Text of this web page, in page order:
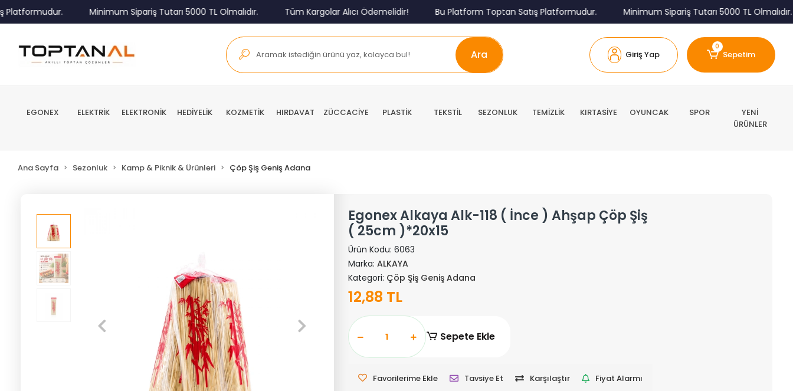
Minimum Sipariş Tutarı 5000 TL Olmalıdır. Tüm Kargolar Alıcı Ödemelidir! Bu Platform Toptan Satış Platformudur. Minimum Sipariş Tutarı 5000 TL Olmalıdır.
Ara Giriş Yap
0
Sepetim
EGONEX ELEKTRİK ELEKTRONİK HEDİYELİK KOZMETİK HIRDAVAT ZÜCCACİYE PLASTİK TEKSTİL SEZONLUK TEMİZLİK KIRTASİYE OYUNCAK SPOR
YENİ
ÜRÜNLER
Ana Sayfa Sezonluk Kamp & Piknik & Ürünleri Çöp Şiş Geniş Adana
Egonex Alkaya Alk-118 ( İnce ) Ahşap Çöp Şiş
( 25cm )*20x15
Ürün Kodu: 6063
Marka: ALKAYA
Kategori: Çöp Şiş Geniş Adana
12,88 TL
Sepete Ekle
Favorilerime Ekle Tavsiye Et Karşılaştır Fiyat Alarmı